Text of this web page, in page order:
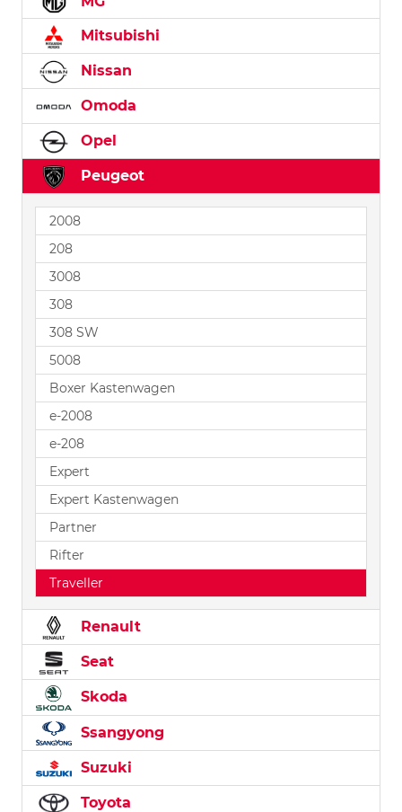
Mitsubishi
Nissan
Omoda
Opel
Peugeot
2008
208
3008
308
308 SW
5008
Boxer Kastenwagen
e-2008
e-208
Expert
Expert Kastenwagen
Partner
Rifter
Traveller
Renault
Seat
Skoda
Ssangyong
Suzuki
Toyota